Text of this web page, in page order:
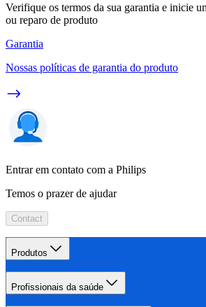
Verifique os termos da sua garantia e inicie
ou reparo de produto
Garantia
Nossas políticas de garantia do produto
Entrar em contato com a Philips
Temos o prazer de ajudar
Contact
Produtos
Profissionais da saúde